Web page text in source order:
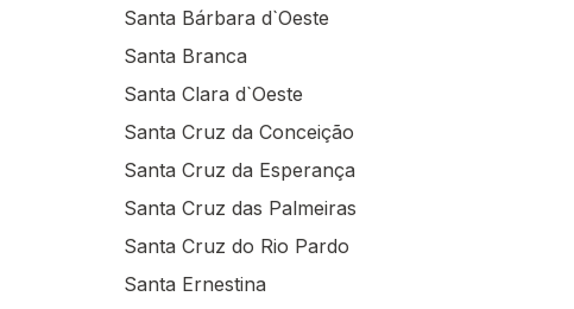
Santa Bárbara d`Oeste
Santa Branca
Santa Clara d`Oeste
Santa Cruz da Conceição
Santa Cruz da Esperança
Santa Cruz das Palmeiras
Santa Cruz do Rio Pardo
Santa Ernestina